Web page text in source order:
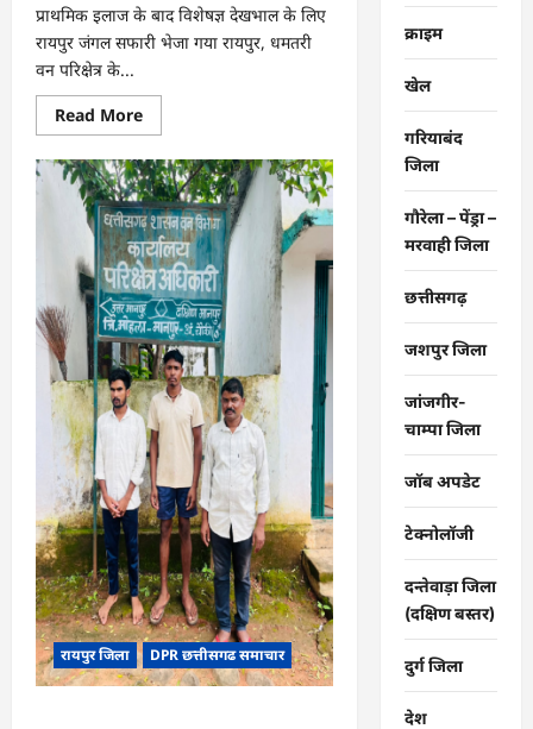
प्रमाण
पत्र
प्राथमिक इलाज के बाद विशेषज्ञ देखभाल के लिए
रायपुर जंगल सफारी भेजा गया रायपुर, धमतरी
वन परिक्षेत्र के...
Read MoreRead
more
CG
:
गंगरेल
के
जंगलों
से
गहरे
जख्मों
के
साथ
रेस्क्यू
हुआ
अजगर…
रायपुर जिला DPR छत्तीसगढ समाचार
क्राइम
खेल
गरियाबंद
जिला
गौरेला – पेंड्रा –
मरवाही जिला
छत्तीसगढ़
जशपुर जिला
जांजगीर-
चाम्पा जिला
जॉब अपडेट
टेक्नोलॉजी
दन्तेवाड़ा जिला
(दक्षिण बस्तर)
दुर्ग जिला
देश